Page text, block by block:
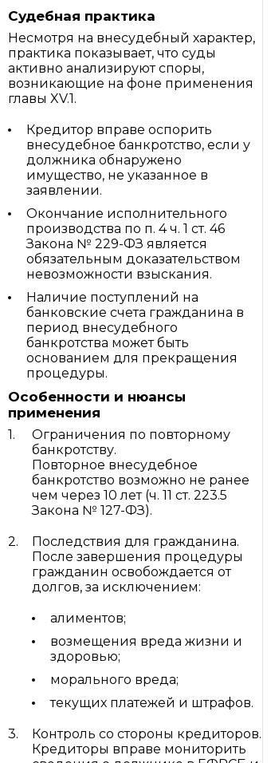
Судебная практика
Несмотря на внесудебный характер,
практика показывает, что суды
активно анализируют споры,
возникающие на фоне применения
главы XV.1.
Кредитор вправе оспорить
внесудебное банкротство, если у
должника обнаружено
имущество, не указанное в
заявлении.
Окончание исполнительного
производства по п. 4 ч. 1 ст. 46
Закона № 229-ФЗ является
обязательным доказательством
невозможности взыскания.
Наличие поступлений на
банковские счета гражданина в
период внесудебного
банкротства может быть
основанием для прекращения
процедуры.
Особенности и нюансы
применения
Ограничения по повторному
банкротству.
Повторное внесудебное
банкротство возможно не ранее
чем через 10 лет (ч. 11 ст. 223.5
Закона № 127-ФЗ).
Последствия для гражданина.
После завершения процедуры
гражданин освобождается от
долгов, за исключением:
алиментов;
возмещения вреда жизни и
здоровью;
морального вреда;
текущих платежей и штрафов.
Контроль со стороны кредиторов.
Кредиторы вправе мониторить